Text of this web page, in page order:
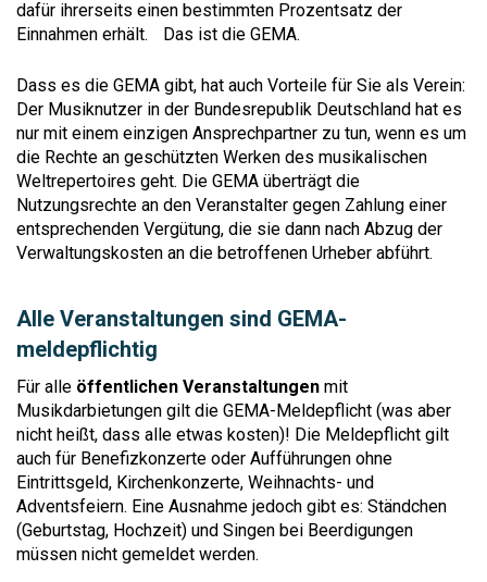
dafür ihrerseits einen bestimmten Prozentsatz der
Einnahmen erhält. Das ist die GEMA.
Dass es die GEMA gibt, hat auch Vorteile für Sie als Verein:
Der Musiknutzer in der Bundesrepublik Deutschland hat es
nur mit einem einzigen Ansprechpartner zu tun, wenn es um
die Rechte an geschützten Werken des musikalischen
Weltrepertoires geht. Die GEMA überträgt die
Nutzungsrechte an den Veranstalter gegen Zahlung einer
entsprechenden Vergütung, die sie dann nach Abzug der
Verwaltungskosten an die betroffenen Urheber abführt.
Alle Veranstaltungen sind GEMA-
meldepflichtig
Für alle öffentlichen Veranstaltungen mit
Musikdarbietungen gilt die GEMA-Meldepflicht (was aber
nicht heißt, dass alle etwas kosten)! Die Meldepflicht gilt
auch für Benefizkonzerte oder Aufführungen ohne
Eintrittsgeld, Kirchenkonzerte, Weihnachts- und
Adventsfeiern. Eine Ausnahme jedoch gibt es: Ständchen
(Geburtstag, Hochzeit) und Singen bei Beerdigungen
müssen nicht gemeldet werden.